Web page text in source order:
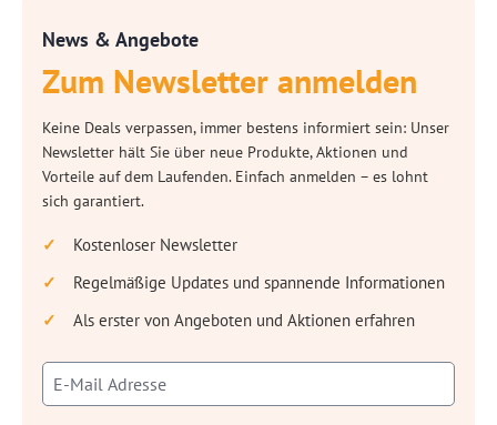
News & Angebote
Zum Newsletter anmelden
Keine Deals verpassen, immer bestens informiert sein: Unser
Newsletter hält Sie über neue Produkte, Aktionen und
Vorteile auf dem Laufenden. Einfach anmelden – es lohnt
sich garantiert.
Kostenloser Newsletter
Regelmäßige Updates und spannende Informationen
Als erster von Angeboten und Aktionen erfahren